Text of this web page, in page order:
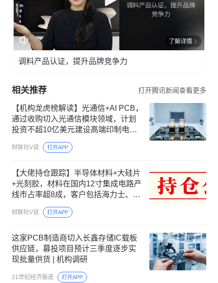
了解详情
调料产品认证，提升品牌竞争力
相关推荐 打开腾讯新闻查看更多
【机构龙虎榜解读】光通信+AI PCB，
通过收购切入光通信模块领域，计划
投资不超10亿美元建设高端印制电路
板项目，聚焦AI服务器等新兴场景需
求，2到3年内分批释放产能，机构大
财联社V说 打开APP
【大佬持仓跟踪】半导体材料+大硅片
+光刻胶，材料在国内12寸集成电路产
线市占率超8成，客户包括海力士、长
江存储等，这家公司间接参股300mm
大硅片领先企业
财联社V说 打开APP
这家PCB制造商切入长鑫存储IC载板
供应链，募投项目预计三季度逐步实
现批量供货 | 机构调研
21世纪经济报道 打开APP